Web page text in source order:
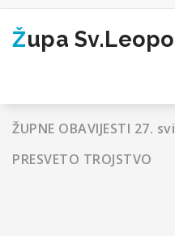
Skip
contentŽupa
ŽUPNE OBAVIJESTI 27.
PRESVETO TROJSTVO